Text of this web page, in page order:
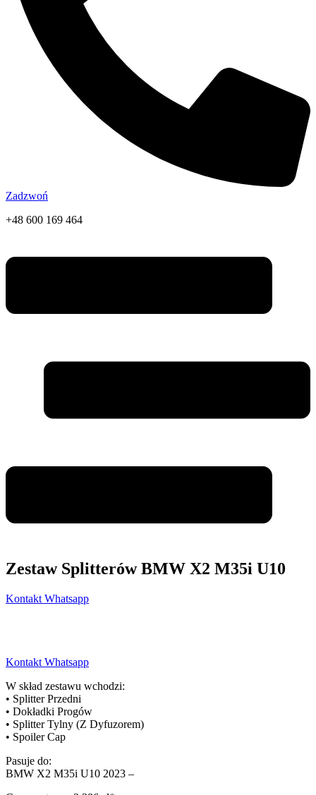
Zadzwoń
+48 600 169 464
Zestaw Splitterów BMW X2 M35i U10
Kontakt Whatsapp
Kontakt Whatsapp
W skład zestawu wchodzi:
• Splitter Przedni
• Dokładki Progów
• Splitter Tylny (Z Dyfuzorem)
• Spoiler Cap
Pasuje do:
BMW X2 M35i U10 2023 –